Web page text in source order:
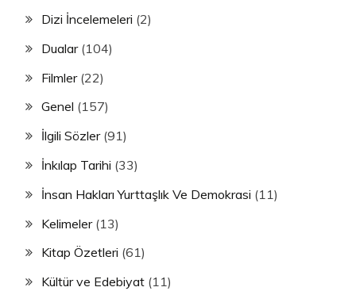
Dizi İncelemeleri (2)
Dualar(104)
Filmler(22)
Genel (157)
İlgili Sözler(91)
İnkılap Tarihi (33)
İnsan Hakları Yurttaşlık Ve Demokrasi (11)
Kelimeler(13)
Kitap Özetleri (61)
Kültür ve Edebiyat (11)